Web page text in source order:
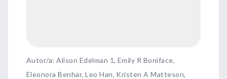
Autor/a: Alison Edelman 1, Emily R Boniface,
Eleonora Benhar, Leo Han, Kristen A Matteson,